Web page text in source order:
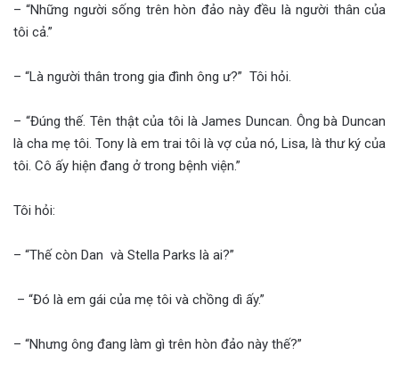
– “Những người sống trên hòn đảo này đều là người thân của
tôi cả.”
– “Là người thân trong gia đình ông ư?” Tôi hỏi.
– “Đúng thế. Tên thật của tôi là James Duncan. Ông bà Duncan
là cha mẹ tôi. Tony là em trai tôi là vợ của nó, Lisa, là thư ký của
tôi. Cô ấy hiện đang ở trong bệnh viện.”
Tôi hỏi:
– “Thế còn Dan và Stella Parks là ai?”
– “Đó là em gái của mẹ tôi và chồng dì ấy.”
– “Nhưng ông đang làm gì trên hòn đảo này thế?”